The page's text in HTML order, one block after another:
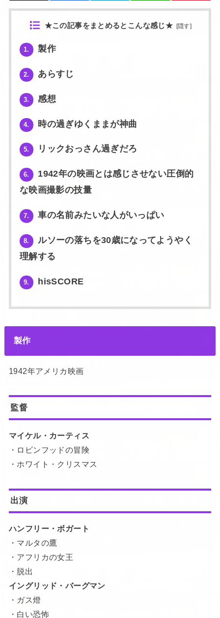
★この記事をまとめるとこんな感じ★ [隠す]
1. 製作
2. あらすじ
3. 感想
4. 時の過ぎゆくままが神曲
5. リックおっさん過ぎだろ
6.
1942年の映画とは感じさせない圧倒的
な映画撮影の技量
7. 車の名前みたいな人がいっぱい
8.
ルソーの落ちを30歳になってようやく
理解する
9. hisSCORE
製作
1942年アメリカ映画
監督
マイケル・カーティス
・ロビンフッドの冒険
・ホワイト・クリスマス
出演
ハンフリー・ボガート
・マルタの鷹
・アフリカの女王
・脱出
イングリッド・バーグマン
・ガス燈
・白い恐怖